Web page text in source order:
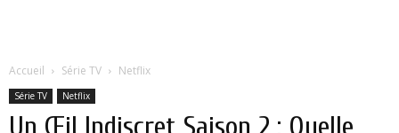
Accueil Série TV Netflix
Série TV Netflix
Un Œil Indiscret Saison 2 : Quelle